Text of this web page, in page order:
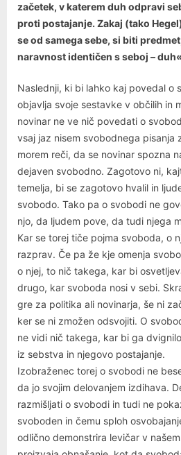
začetek, v katerem duh odpravi
proti postajanje. Zakaj (tako
se od samega sebe, si biti
naravnost identičen s seboj –
Naslednji, ki bi lahko kaj povedal o
objavlja svoje sestavke v občilih in
novinar ne ve nič povedati o
vsaj jaz nisem svobodnega pisanja
morem reči, da se novinar spozna
dejaven svobodno. Zagotovo ni,
temelja, bi se zagotovo hvalil in
svobodo. Tako pa o svobodi ne
njo, da ljudem pove, da tudi njega
Kar se torej tiče pojma svoboda, o
razprav. Če pa že kje omenja
o njej, to nič takega, kar bi
drugo, kar svoboda nosi v sebi.
gre za politika ali novinarja, še ni
ker se ni zmožen odsvojiti. O
ne vidi nič takega, kar bi ga
iz sebstva in njegovo postajanje.
Izobraženec torej o svobodi ne
da jo svojim delovanjem izdihava.
razmišljati o svobodi in tudi ne
svoboden in čemu sploh
odlično demonstrira levičar v